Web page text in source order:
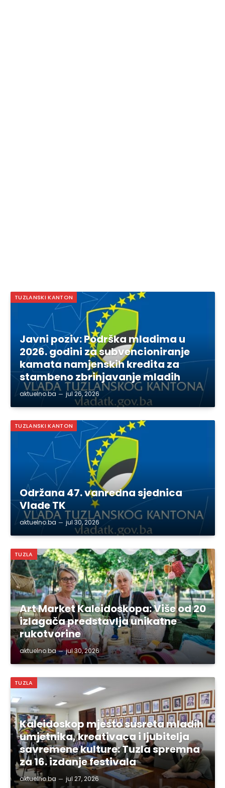
TUZLANSKI KANTON
Javni poziv: Podrška mladima u
2026. godini za subvencioniranje
kamata namjenskih kredita za
stambeno zbrinjavanje mladih
aktuelno.ba jul 26, 2026
TUZLANSKI KANTON
Održana 47. vanredna sjednica
Vlade TK
aktuelno.ba jul 30, 2026
TUZLA
Art Market Kaleidoskopa: Više od 20
izlagača predstavlja unikatne
rukotvorine
aktuelno.ba jul 30, 2026
TUZLA
Kaleidoskop mjesto susreta mladih
umjetnika, kreativaca i ljubitelja
savremene kulture: Tuzla spremna
za 16. izdanje festivala
aktuelno.ba jul 27, 2026